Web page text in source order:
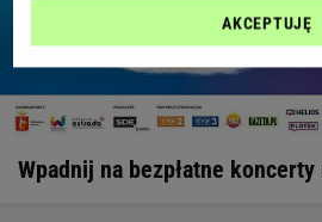
Wpadnij na bezpłatne koncerty
AKCEPTUJĘ